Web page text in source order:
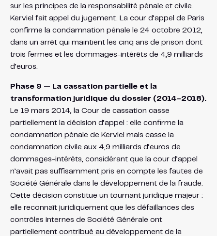
sur les principes de la responsabilité pénale et civile.
Kerviel fait appel du jugement. La cour d’appel de Paris
confirme la condamnation pénale le 24 octobre 2012,
dans un arrêt qui maintient les cinq ans de prison dont
trois fermes et les dommages-intérêts de 4,9 milliards
d’euros.
Phase 9 — La cassation partielle et la
transformation juridique du dossier (2014-2018).
Le 19 mars 2014, la Cour de cassation casse
partiellement la décision d’appel : elle confirme la
condamnation pénale de Kerviel mais casse la
condamnation civile aux 4,9 milliards d’euros de
dommages-intérêts, considérant que la cour d’appel
n’avait pas suffisamment pris en compte les fautes de
Société Générale dans le développement de la fraude.
Cette décision constitue un tournant juridique majeur :
elle reconnaît juridiquement que les défaillances des
contrôles internes de Société Générale ont
partiellement contribué au développement de la